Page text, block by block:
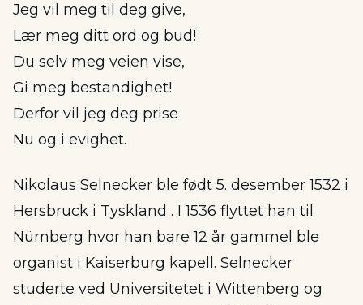
Jeg vil meg til deg give,
Lær meg ditt ord og bud!
Du selv meg veien vise,
Gi meg bestandighet!
Derfor vil jeg deg prise
Nu og i evighet.
Nikolaus Selnecker ble født 5. desember 1532 i
Hersbruck i Tyskland . I 1536 flyttet han til
Nürnberg hvor han bare 12 år gammel ble
organist i Kaiserburg kapell. Selnecker
studerte ved Universitetet i Wittenberg og